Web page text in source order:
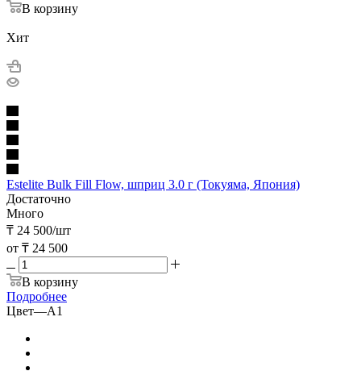
В корзину
Хит
Estelite Bulk Fill Flow, шприц 3.0 г (Токуяма, Япония)
Достаточно
Много
₸ 24 500/шт
от ₸ 24 500
В корзину
Подробнее
Цвет—A1